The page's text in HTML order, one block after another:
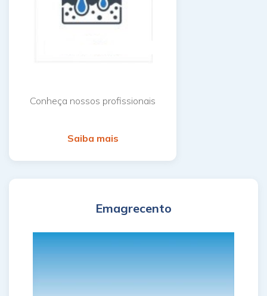
Conheça nossos profissionais
Saiba mais
Emagrecento